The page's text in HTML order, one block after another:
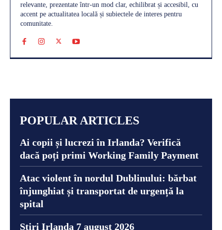
relevante, prezentate într-un mod clar, echilibrat și accesibil, cu
accent pe actualitatea locală și subiectele de interes pentru
comunitate.
POPULAR ARTICLES
Ai copii și lucrezi în Irlanda? Verifică
dacă poți primi Working Family Payment
Atac violent în nordul Dublinului: bărbat
înjunghiat și transportat de urgență la
spital
Știri Irlanda 7 august 2026